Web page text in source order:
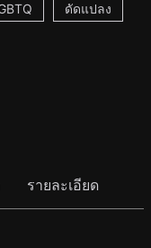
ดัดแปลง
รายละเอียด